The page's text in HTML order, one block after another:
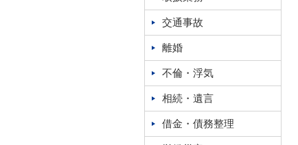
交通事故
離婚
不倫・浮気
相続・遺言
借金・債務整理